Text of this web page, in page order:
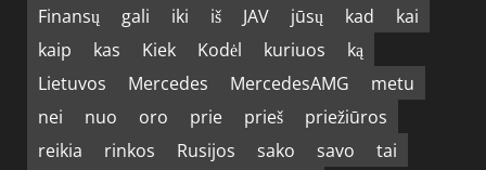
Finansų
gali iki iš JAV jūsų kad
kai
kaip
kas Kiek Kodėl kuriuos
ką
Lietuvos
Mercedes MercedesAMG
metu
nei
nuo oro prie prieš
priežiūros
reikia
rinkos Rusijos sako savo
tai